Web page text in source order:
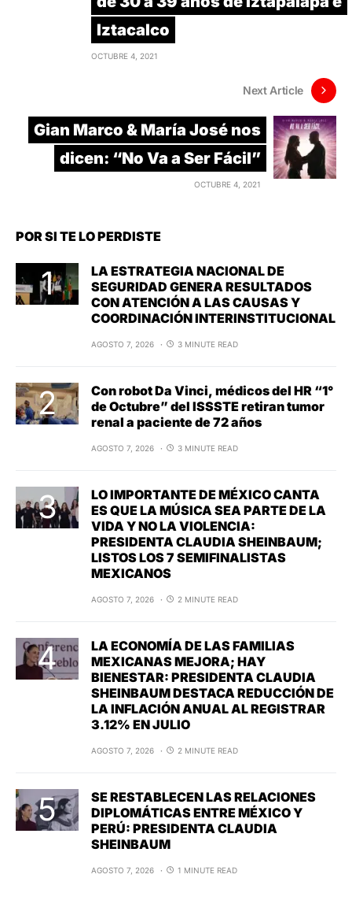
Iztacalco
OCTUBRE 4, 2021
Next Article
Gian Marco & María José nos
dicen: “No Va a Ser Fácil”
OCTUBRE 4, 2021
POR SI TE LO PERDISTE
LA ESTRATEGIA NACIONAL DE
SEGURIDAD GENERA RESULTADOS
CON ATENCIÓN A LAS CAUSAS Y
COORDINACIÓN INTERINSTITUCIONAL
AGOSTO 7, 2026 3 MINUTE READ
Con robot Da Vinci, médicos del HR “1°
de Octubre” del ISSSTE retiran tumor
renal a paciente de 72 años
AGOSTO 7, 2026 3 MINUTE READ
LO IMPORTANTE DE MÉXICO CANTA
ES QUE LA MÚSICA SEA PARTE DE LA
VIDA Y NO LA VIOLENCIA:
PRESIDENTA CLAUDIA SHEINBAUM;
LISTOS LOS 7 SEMIFINALISTAS
MEXICANOS
AGOSTO 7, 2026 2 MINUTE READ
LA ECONOMÍA DE LAS FAMILIAS
MEXICANAS MEJORA; HAY
BIENESTAR: PRESIDENTA CLAUDIA
SHEINBAUM DESTACA REDUCCIÓN DE
LA INFLACIÓN ANUAL AL REGISTRAR
3.12% EN JULIO
AGOSTO 7, 2026 2 MINUTE READ
SE RESTABLECEN LAS RELACIONES
DIPLOMÁTICAS ENTRE MÉXICO Y
PERÚ: PRESIDENTA CLAUDIA
SHEINBAUM
AGOSTO 7, 2026 1 MINUTE READ